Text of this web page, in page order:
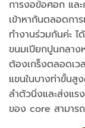
การงอข้อศอก แล
เข้าหากันตลอดกา
ทำงานร่วมกันค่ะ
ขนมเปียกปูนกลา
ต้องเกร็งตลอดเว
แขนในบางท่าขั้นสู
ลำตัวนิ่งและส่งแร
ของ core สามาร